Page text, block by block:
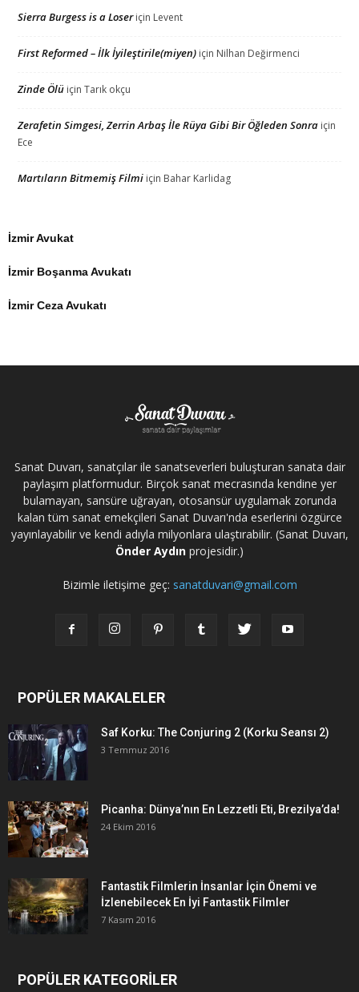
Sierra Burgess is a Loseriçin Levent
First Reformed – İlk İyileştirile(miyen) için Nilhan Değirmenci
Zinde Ölü için Tarık okçu
Zerafetin Simgesi, Zerrin Arbaş İle Rüya Gibi Bir Öğleden Sonra için
Ece
Martıların Bitmemiş Filmi için Bahar Karlidag
İzmir Avukat
İzmir Boşanma Avukatı
İzmir Ceza Avukatı
Sanat Duvarı, sanatçılar ile sanatseverleri buluşturan sanata dair
paylaşım platformudur. Birçok sanat mecrasında kendine yer
bulamayan, sansüre uğrayan, otosansür uygulamak zorunda
kalan tüm sanat emekçileri Sanat Duvarı'nda eserlerini özgürce
yayınlayabilir ve kendi adıyla milyonlara ulaştırabilir. (Sanat Duvarı,
Önder Aydın projesidir.)
Bizimle iletişime geç: sanatduvari@gmail.com
POPÜLER MAKALELER
Saf Korku: The Conjuring 2 (Korku Seansı 2)
3 Temmuz 2016
Picanha: Dünya’nın En Lezzetli Eti, Brezilya’da!
24 Ekim 2016
Fantastik Filmlerin İnsanlar İçin Önemi ve
İzlenebilecek En İyi Fantastik Filmler
7 Kasım 2016
POPÜLER KATEGORİLER